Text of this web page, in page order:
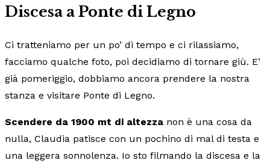
Discesa a Ponte di Legno
Ci tratteniamo per un po’ di tempo e ci rilassiamo,
facciamo qualche foto, poi decidiamo di tornare giù. E’
già pomeriggio, dobbiamo ancora prendere la nostra
stanza e visitare Ponte di Legno.
Scendere da 1900 mt di altezza non è una cosa da
nulla, Claudia patisce con un pochino di mal di testa e
una leggera sonnolenza. Io sto filmando la discesa e la